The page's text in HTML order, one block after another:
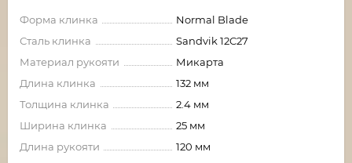
Форма клинка
Normal Blade
Сталь клинка
Sandvik 12C27
Материал рукояти
Микарта
Длина клинка
132 мм
Толщина клинка
2.4 мм
Ширина клинка
25 мм
Длина рукояти
120 мм